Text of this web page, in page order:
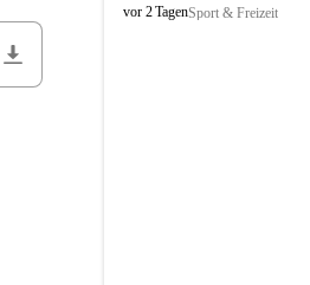
S
vor 2 TagenSport & Freizeit